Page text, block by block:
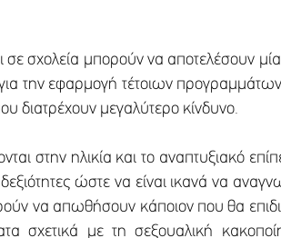
σχολεία μπορούν να αποτελέσουν
για την εφαρμογή τέτοιων
διατρέχουν μεγαλύτερο κίνδυνο.
στην ηλικία και το αναπτυξιακό
ώστε να είναι ικανά να
να απωθήσουν κάποιον που θα
σχετικά με τη σεξουαλική